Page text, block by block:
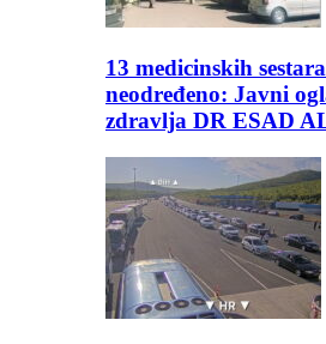
13 medicinskih
neodređeno: Javni
zdravlja DR ESAD